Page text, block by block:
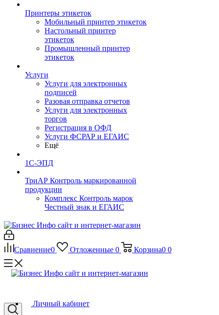
Принтеры этикеток
Мобильный принтер этикеток
Настольный принтер
этикеток
Промышленный принтер
этикеток
Услуги
Услуги для электронных
подписей
Разовая отправка отчетов
Услуги для электронных
торгов
Регистрация в ОФД
Услуги ФСРАР и ЕГАИС
Ещё
1С-ЭПД
ТриАР Контроль маркированной
продукции
Комплекс Контроль марок
Честный знак и ЕГАИС
Сравнение0 Отложенные 0 Корзина0 0
Личный кабинет